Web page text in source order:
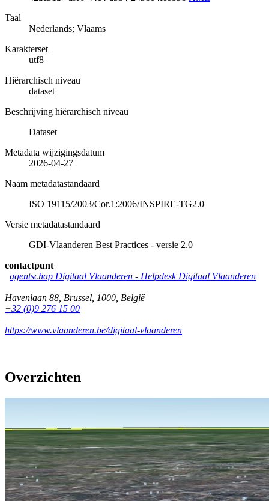
Taal
Nederlands; Vlaams
Karakterset
utf8
Hiërarchisch niveau
dataset
Beschrijving hiërarchisch niveau
Dataset
Metadata wijzigingsdatum
2026-04-27
Naam metadatastandaard
ISO 19115/2003/Cor.1:2006/INSPIRE-TG2.0
Versie metadatastandaard
GDI-Vlaanderen Best Practices - versie 2.0
contactpunt
agentschap Digitaal Vlaanderen - Helpdesk Digitaal Vlaanderen
Havenlaan 88 Brussel 1000 België
+32 (0)9 276 15 00
https://www.vlaanderen.be/digitaal-vlaanderen
Overzichten